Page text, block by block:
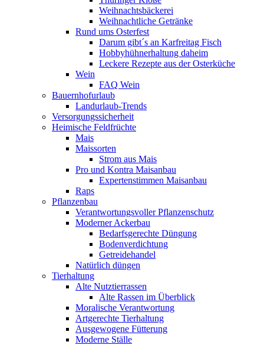
Weihnachtsbäckerei
Weihnachtliche Getränke
Rund ums Osterfest
Darum gibt´s an Karfreitag Fisch
Hobbyhühnerhaltung daheim
Leckere Rezepte aus der Osterküche
Wein
FAQ Wein
Bauernhofurlaub
Landurlaub-Trends
Versorgungssicherheit
Heimische Feldfrüchte
Mais
Maissorten
Strom aus Mais
Pro und Kontra Maisanbau
Expertenstimmen Maisanbau
Raps
Pflanzenbau
Verantwortungsvoller Pflanzenschutz
Moderner Ackerbau
Bedarfsgerechte Düngung
Bodenverdichtung
Getreidehandel
Natürlich düngen
Tierhaltung
Alte Nutztierrassen
Alte Rassen im Überblick
Moralische Verantwortung
Artgerechte Tierhaltung
Ausgewogene Fütterung
Moderne Ställe